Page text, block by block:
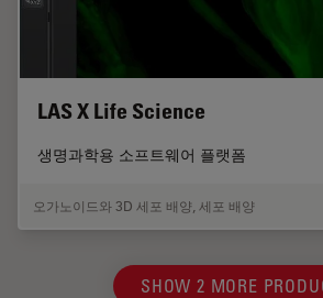
LAS X Life Science
생명과학용 소프트웨어 플랫폼
오가노이드와 3D 세포 배양 세포 배양
SHOW 2 MORE